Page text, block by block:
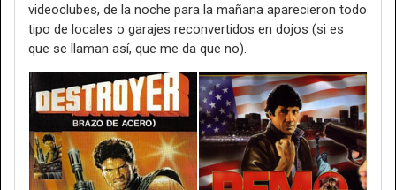
videoclubes, de la noche para la mañana aparecieron todo
tipo de locales o garajes reconvertidos en dojos (si es
que se llaman así, que me da que no).